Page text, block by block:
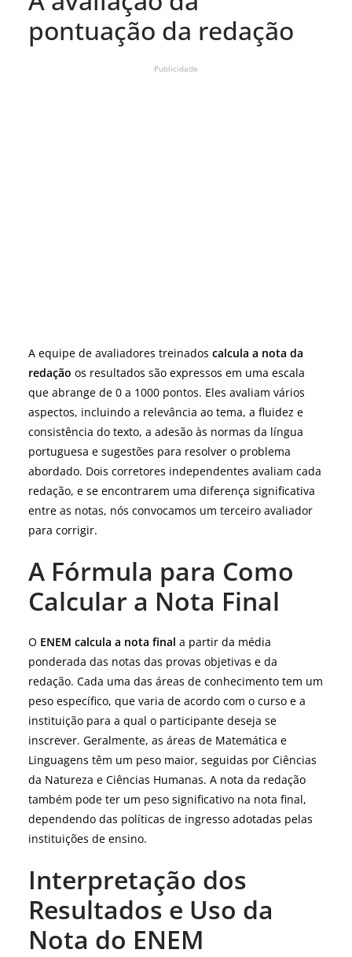
pontuação da redação
Publicidade
A equipe de avaliadores treinados calcula a nota da
redação os resultados são expressos em uma escala
que abrange de 0 a 1000 pontos. Eles avaliam vários
aspectos, incluindo a relevância ao tema, a fluidez e
consistência do texto, a adesão às normas da língua
portuguesa e sugestões para resolver o problema
abordado. Dois corretores independentes avaliam cada
redação, e se encontrarem uma diferença significativa
entre as notas, nós convocamos um terceiro avaliador
para corrigir.
A Fórmula para Como
Calcular a Nota Final
O ENEM calcula a nota final a partir da média
ponderada das notas das provas objetivas e da
redação. Cada uma das áreas de conhecimento tem um
peso específico, que varia de acordo com o curso e a
instituição para a qual o participante deseja se
inscrever. Geralmente, as áreas de Matemática e
Linguagens têm um peso maior, seguidas por Ciências
da Natureza e Ciências Humanas. A nota da redação
também pode ter um peso significativo na nota final,
dependendo das políticas de ingresso adotadas pelas
instituições de ensino.
Interpretação dos
Resultados e Uso da
Nota do ENEM